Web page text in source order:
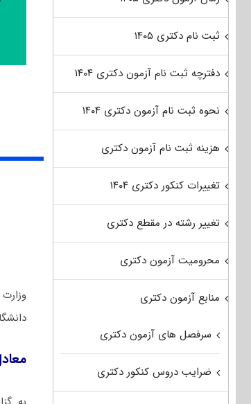
ثبت نام دکتری ۱۴۰۵
دفترچه ثبت نام آزمون دکتری ۱۴۰۴
نحوه ثبت نام آزمون دکتری ۱۴۰۴
هزینه ثبت نام آزمون دکتری
تغییرات کنکور دکتری ۱۴۰۴
تغییر رشته در مقطع دکتری
محرومیت آزمون دکتری
منابع آزمون دکتری
سرفصل های آزمون دکتری
ضرایب دروس کنکور دکتری